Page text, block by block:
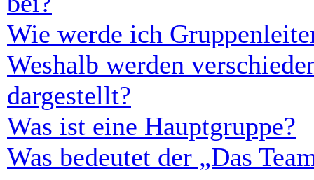
Wie werde ich
Weshalb werden
dargestellt?
Was ist eine Hauptgruppe?
Was bedeutet der „Das